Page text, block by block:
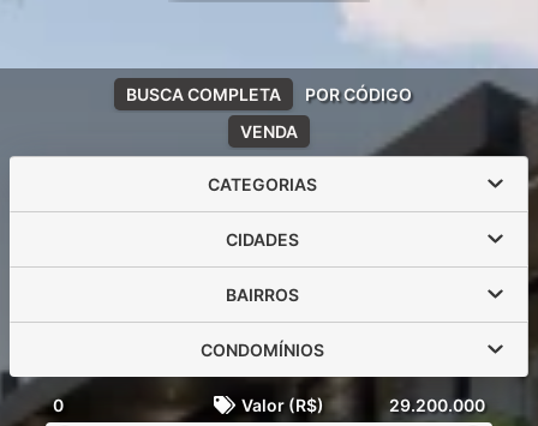
VENDA
BUSCA COMPLETA POR CÓDIGO
CATEGORIAS
CIDADES
BAIRROS
CONDOMÍNIOS
0 Valor (R$) 29.200.000